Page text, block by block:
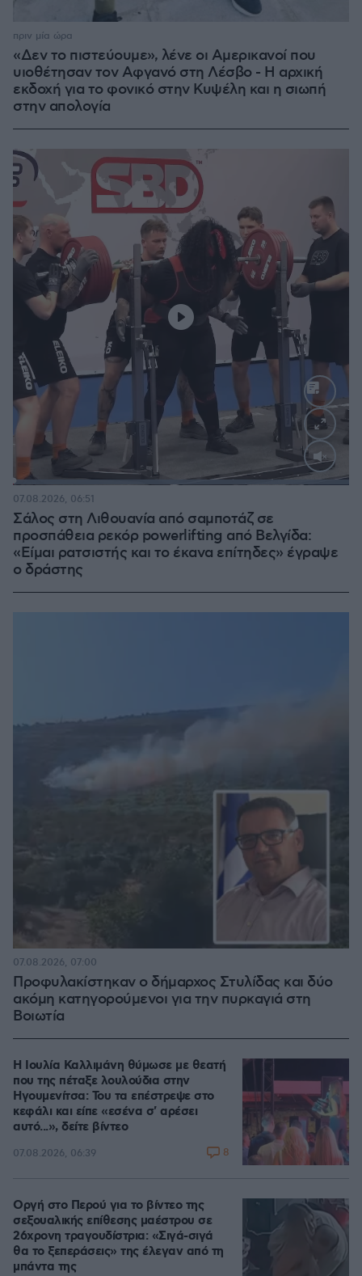
«Δεν το πιστεύουμε», λένε οι Αμερικανοί που
υιοθέτησαν τον Αφγανό στη Λέσβο - Η αρχική
εκδοχή για το φονικό στην Κυψέλη και η σιωπή
στην απολογία
πριν μία ώρα
Loaded:
Σάλος στη Λιθουανία από σαμποτάζ σε
προσπάθεια ρεκόρ powerlifting από Βελγίδα:
«Είμαι ρατσιστής και το έκανα επίτηδες» έγραψε
ο δράστης
07.08.2026, 06:51
Προφυλακίστηκαν ο δήμαρχος Στυλίδας και δύο
ακόμη κατηγορούμενοι για την πυρκαγιά στη
Βοιωτία
07.08.2026, 07:00
Η Ιουλία Καλλιμάνη θύμωσε με θεατή
που της πέταξε λουλούδια στην
Ηγουμενίτσα: Του τα επέστρεψε στο
κεφάλι και είπε «εσένα σ' αρέσει
αυτό...», δείτε βίντεο
07.08.2026, 06:39 8
Οργή στο Περού για το βίντεο της
σεξουαλικής επίθεσης μαέστρου σε
26χρονη τραγουδίστρια: «Σιγά-σιγά
θα το ξεπεράσεις» της έλεγαν από τη
μπάντα της